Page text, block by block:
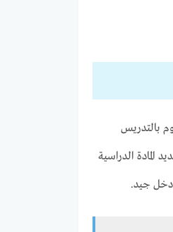
بالتدريس
المادة الدراسية
دخل جيد.